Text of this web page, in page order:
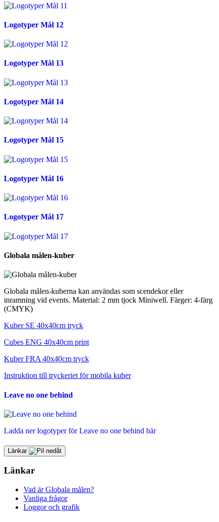
Logotyper Mål 12
Logotyper Mål 13
Logotyper Mål 14
Logotyper Mål 15
Logotyper Mål 16
Logotyper Mål 17
Globala målen-kuber
Globala målen-kuberna kan användas som scendekor eller
inramning vid events. Material: 2 mm tjock Miniwell. Färger: 4-färg
(CMYK)
Kuber SE 40x40cm tryck
Cubes ENG 40x40cm print
Kuber FRA 40x40cm tryck
Instruktion till tryckeriet för mobila kuber
Leave no one behind
Ladda ner logotyper för Leave no one behind här
Länkar
Länkar
Vad är Globala målen?
Vanliga frågor
Loggor och grafik